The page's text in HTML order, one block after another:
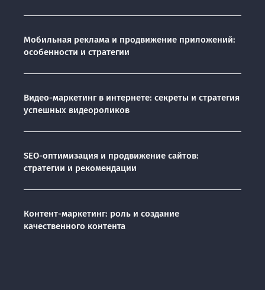
Мобильная реклама и продвижение приложений:
особенности и стратегии
Видео-маркетинг в интернете: секреты и стратегия
успешных видеороликов
SEO-оптимизация и продвижение сайтов:
стратегии и рекомендации
Контент-маркетинг: роль и создание
качественного контента